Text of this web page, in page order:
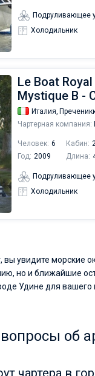
Подруливающее
Холодильник
Le Boat
Mystique B -
Италия,
Чартерная компания:
Человек: 6 Кабин:
Год: 2009 Длина:
Подруливающее
Холодильник
увидите морские
но и ближайшие
Удине для вашего
об
чартера в